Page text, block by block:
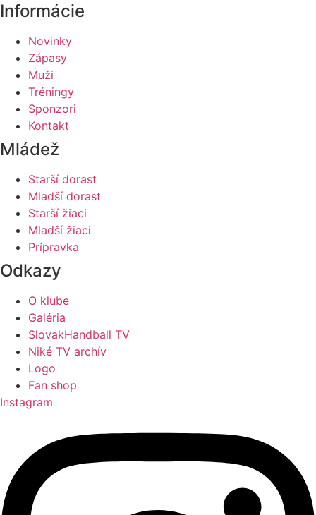
Informácie
Novinky
Zápasy
Muži
Tréningy
Sponzori
Kontakt
Mládež
Starší dorast
Mladší dorast
Starší žiaci
Mladší žiaci
Prípravka
Odkazy
O klube
Galéria
SlovakHandball TV
Niké TV archív
Logo
Fan shop
Instagram